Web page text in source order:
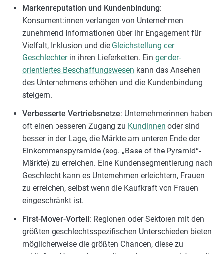
Markenreputation und Kundenbindung:
Konsument:innen verlangen von Unternehmen
zunehmend Informationen über ihr Engagement für
Vielfalt, Inklusion und die Gleichstellung der
Geschlechterin ihren Lieferketten. Ein gender-
orientiertes Beschaffungswesen kann das Ansehen
des Unternehmens erhöhen und die Kundenbindung
steigern.
Verbesserte Vertriebsnetze: Unternehmerinnen haben
oft einen besseren Zugang zu Kundinnen oder sind
besser in der Lage, die Märkte am unteren Ende der
Einkommenspyramide (sog. „Base of the Pyramid“-
Märkte) zu erreichen. Eine Kundensegmentierung nach
Geschlecht kann es Unternehmen erleichtern, Frauen
zu erreichen, selbst wenn die Kaufkraft von Frauen
eingeschränkt ist.
First-Mover-Vorteil: Regionen oder Sektoren mit den
größten geschlechtsspezifischen Unterschieden bieten
möglicherweise die größten Chancen, diese zu